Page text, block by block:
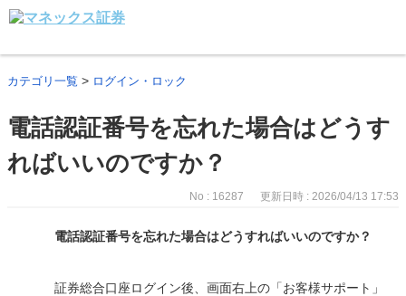
カテゴリ一覧 > ログイン・ロック
電話認証番号を忘れた場合はどうす
ればいいのですか？
No : 16287 更新日時 : 2026/04/13 17:53
電話認証番号を忘れた場合はどうすればいいのですか？
証券総合口座ログイン後、画面右上の「お客様サポート」